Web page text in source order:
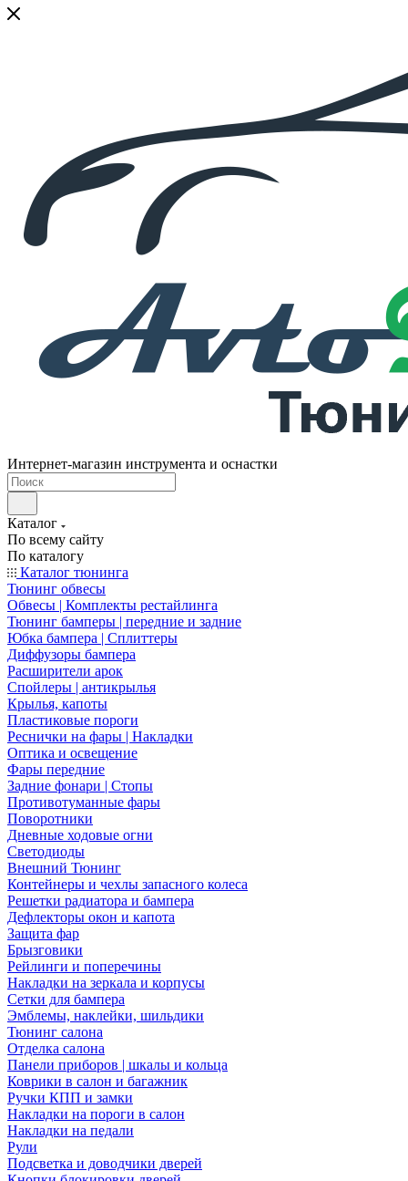
Интернет-магазин инструмента и оснастки
Каталог
По всему сайту
По каталогу
Каталог тюнинга
Тюнинг обвесы
Обвесы | Комплекты рестайлинга
Тюнинг бамперы | передние и задние
Юбка бампера | Сплиттеры
Диффузоры бампера
Расширители арок
Спойлеры | антикрылья
Крылья, капоты
Пластиковые пороги
Реснички на фары | Накладки
Оптика и освещение
Фары передние
Задние фонари | Стопы
Противотуманные фары
Поворотники
Дневные ходовые огни
Светодиоды
Внешний Тюнинг
Контейнеры и чехлы запасного колеса
Решетки радиатора и бампера
Дефлекторы окон и капота
Защита фар
Брызговики
Рейлинги и поперечины
Накладки на зеркала и корпусы
Сетки для бампера
Эмблемы, наклейки, шильдики
Тюнинг салона
Отделка салона
Панели приборов | шкалы и кольца
Коврики в салон и багажник
Ручки КПП и замки
Накладки на пороги в салон
Накладки на педали
Рули
Подсветка и доводчики дверей